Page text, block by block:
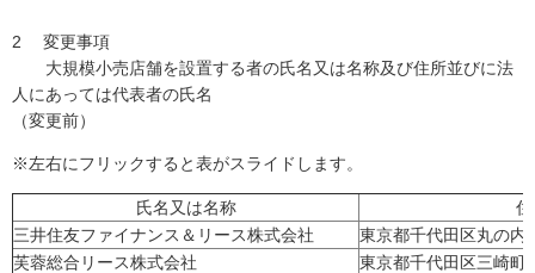
2 変更事項
大規模小売店舗を設置する者の氏名又は名称及び住所並びに法
人にあっては代表者の氏名
（変更前）
※左右にフリックすると表がスライドします。
氏名又は名称
三井住友ファイナンス＆リース株式会社
東京都千代田区丸の内
芙蓉総合リース株式会社
東京都千代田区三崎町